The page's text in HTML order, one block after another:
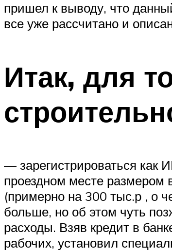
пришел к выводу, что
все уже рассчитано и
Итак, для
— зарегистрироваться как
проездном месте размером
(примерно на 300 тыс.р , о
больше, но об этом чуть
расходы. Взяв кредит в
рабочих, установил